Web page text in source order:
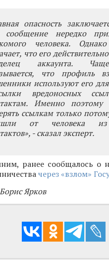
опасность
сообщение нередко
человека.
что его
аккаунта.
что профиль
используют его
вредоносных
Именно поэтому
ссылкам только
от человека из
- сказал эксперт.
ранее сообщалось о
через «взлом»
Ярков